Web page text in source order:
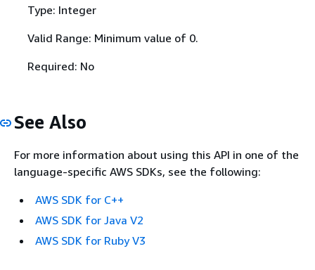
Type: Integer
Valid Range: Minimum value of 0.
Required: No
See Also
For more information about using this API in one of the
language-specific AWS SDKs, see the following:
AWS SDK for C++
AWS SDK for Java V2
AWS SDK for Ruby V3